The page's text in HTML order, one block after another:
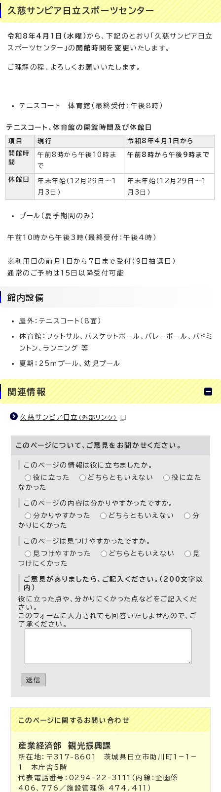
久慈サンピア日立スポーツセンター
令和8年4月1日（水曜） から、下記のとおり「久慈サンピア日立
スポーツセンター」の 開館時間を変更 いたします。
ご理解の程、よろしくお願いいたします。
テニスコート 体育館（最終受付：午後8時）
テニスコート、体育館の開館時間及び休館日
項目 現行
令和8年4月1日から
開館時
間
午前8時から午後10時ま
で
午前8時から午後9時まで
休館日
年末年始（12月29日～1
月3日）
年末年始（12月29日～1
月3日）
プール（夏季期間のみ）
午前10時から午後3時（最終受付：午後4時）
※利用日の前月1日から7日まで受付（9日抽選日）
通常のご予約は15日以降受付可能
館内設備
屋外：テニスコート（8面）
体育館：フットサル、バスケットボール、バレーボール、バドミ
ントン、ランニング 等
夏期：25mプール、幼児プール
関連情報
久慈サンピア日立 （外部リンク）
このページについて、ご意見をお聞かせください。
このページの情報は役に立ちましたか。
役に立った
どちらともいえない
役に立た
なかった
このページの内容は分かりやすかったですか。
分かりやすかった
どちらともいえない
分
かりにくかった
このページは見つけやすかったですか。
見つけやすかった
どちらともいえない
見
つけにくかった
ご意見がありましたら、ご記入ください。（200文字以
内）
役に立った点や、分かりにくかった点などをご記入くだ
さい。
このフォームに入力されても回答いたしませんので、ご
了承ください。
送信
このページに関する お問い合わせ
産業経済部観光振興課
所在地：〒317-8601 茨城県日立市助川町1－1－
1 本庁舎5階
代表電話番号：0294-22-3111（内線：企画係
406、776／施設管理係 474、411）